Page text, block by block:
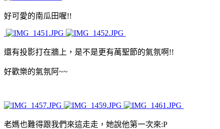
好可愛的南瓜田喔!!
還有投影打在牆上，是不是更有萬聖節的氣氛啊!!
好歡樂的氣氛阿~~
老媽也難得跟我們來這走走，她說他第一次來:P